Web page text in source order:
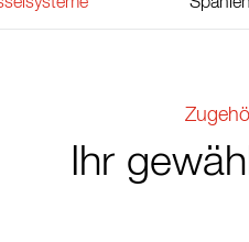
Ihr